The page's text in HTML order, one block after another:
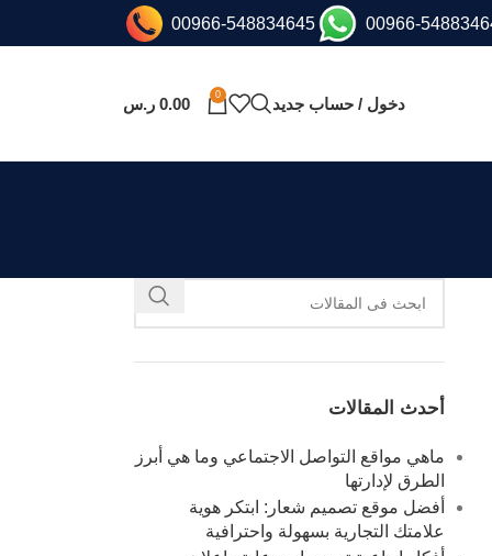
00966-
00966-548834645
دخول / حساب جديد 0
0.00 ر.س
أحدث المقالات
ماهي مواقع التواصل الاجتماعي وما هي أبرز
الطرق لإدارتها
أفضل موقع تصميم شعار: ابتكر هوية
علامتك التجارية بسهولة واحترافية